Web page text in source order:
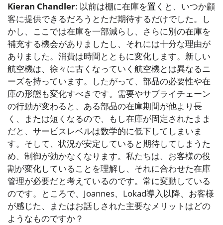
Kieran Chandler: 以前は棚に在庫を置くと、いつか顧
客に提供できるだろうとただ期待するだけでした。し
かし、ここでは在庫を一部減らし、さらに別の在庫を
補充する機会がありましたし、それには十分な理由が
ありました。消費は時間とともに変化します。新しい
航空機は、徐々に古くなっていく航空機とは異なるニ
ーズを持っています。したがって、部品の必要性や在
庫の形態も変化すべきです。需要やサプライチェーン
の行動が変わると、ある部品の在庫期間が他より長
く、または短くなるので、もし在庫が固定されたまま
だと、サービスレベルは数学的に低下してしまいま
す。そして、状況が安定していると期待してしまうた
め、制御が効かなくなります。私たちは、お客様の役
割が変化していることを理解し、それに合わせた在庫
管理が必要だと考えているのです。常に変動している
のです。ところで、Joannes、Lokad導入以降、お客様
が感じた、またはお話しされた主要なメリットはどの
ようなものですか？